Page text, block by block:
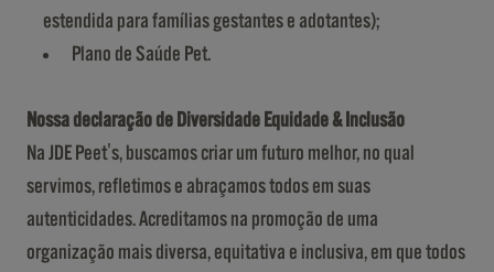
estendida para famílias gestantes e adotantes);
Plano de Saúde Pet.
Nossa declaração de Diversidade Equidade & Inclusão
Na JDE Peet's, buscamos criar um futuro melhor, no qual
servimos, refletimos e abraçamos todos em suas
autenticidades. Acreditamos na promoção de uma
organização mais diversa, equitativa e inclusiva, em que todos